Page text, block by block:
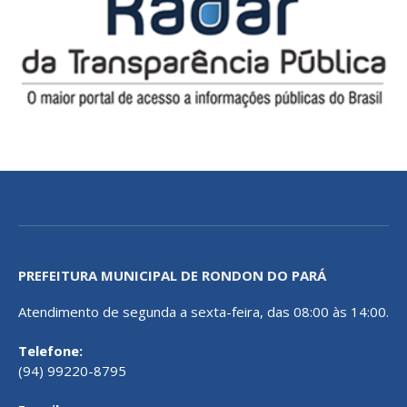
PREFEITURA MUNICIPAL DE RONDON DO PARÁ
Atendimento de segunda a sexta-feira, das 08:00 às 14:00.
Telefone:
(94) 99220-8795